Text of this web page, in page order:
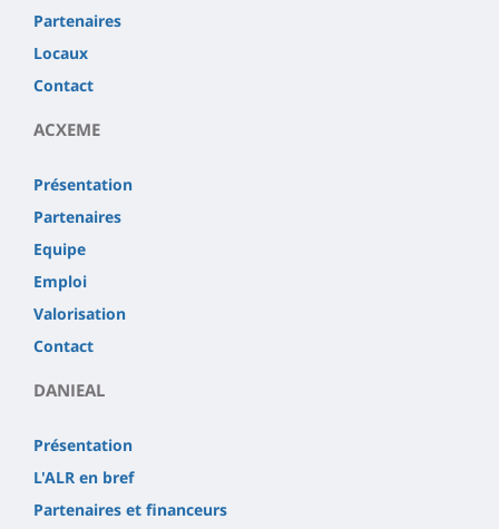
Partenaires
Locaux
Contact
ACXEME
Présentation
Partenaires
Equipe
Emploi
Valorisation
Contact
DANIEAL
Présentation
L'ALR en bref
Partenaires et financeurs